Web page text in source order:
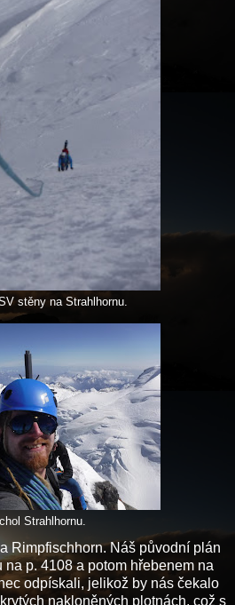
stěny na Strahlhornu.
Strahlhornu.
Rimpfischhorn. Náš původní plán
p. 4108 a potom hřebenem na
odpískali, jelikož by nás čekalo
nakloněných plotnách, což s